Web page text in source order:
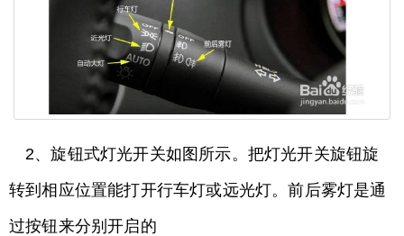
2、旋钮式灯光开关如图所示。把灯光开关旋钮旋
转到相应位置能打开行车灯或远光灯。前后雾灯是通
过按钮来分别开启的